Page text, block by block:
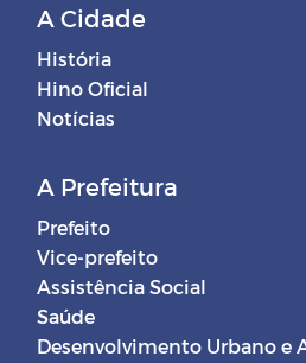
A Cidade
História
Hino Oficial
Notícias
A Prefeitura
Prefeito
Vice-prefeito
Assistência Social
Saúde
Desenvolvimento Urbano e